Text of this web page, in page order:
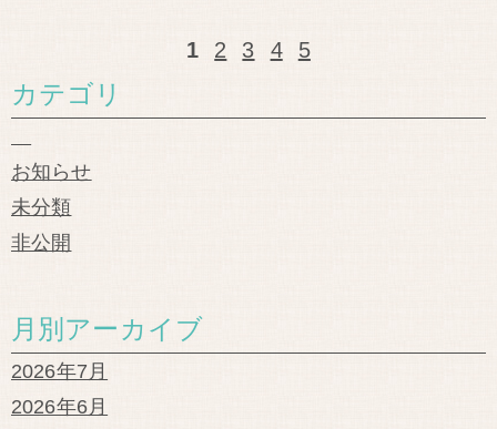
1 2 3 4 5
カテゴリ
お知らせ
未分類
非公開
月別アーカイブ
2026年7月
2026年6月